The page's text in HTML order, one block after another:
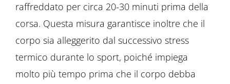
raffreddato per circa 20-30 minuti prima della
corsa. Questa misura garantisce inoltre che il
corpo sia alleggerito dal successivo stress
termico durante lo sport, poiché impiega
molto più tempo prima che il corpo debba